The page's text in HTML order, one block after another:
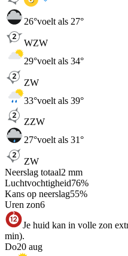
26°voelt als 27°
WZW
29°voelt als 34°
ZW
33°voelt als 39°
ZZW
27°voelt als 31°
ZW
Neerslag totaal2 mm
Luchtvochtigheid76%
Kans op neerslag55%
Uren zon6
Je huid kan in volle zon
min).
Do20 aug